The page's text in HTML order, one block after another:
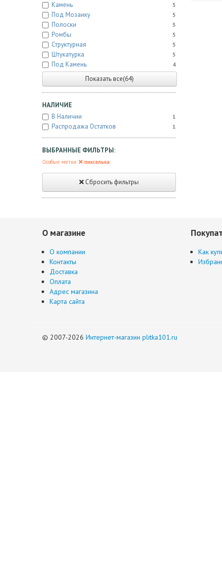
Камень 5
Под Мозаику 5
Полоски 5
Ромбы 5
Структурная 5
Штукатурка 5
Под Камень 4
Показать все(64)
НАЛИЧИЕ
В Наличии
1
Распродажа Остатков 1
ВЫБРАННЫЕ ФИЛЬТРЫ:
Особые метки: пикселька
Сбросить фильтры
О магазине
О компании
Контакты
Доставка
Оплата
Адрес магазина
Карта сайта
Как
© 2007-2026 Интернет-магазин plitka101.ru